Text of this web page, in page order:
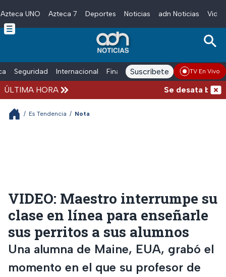
Skip to main content
Azteca UNO Azteca 7 Deportes Noticias adn Noticias
Seguridad Internacional Finanzas adn Noticias Radio
Suscríbete TV En Vivo
ÚLTIMA HORA Se desata
/ Es Tendencia / Nota
VIDEO: Maestro interrumpe su
clase en línea para enseñarle
sus perritos a sus alumnos
Una alumna de Maine, EUA, grabó el
momento en el que su profesor de